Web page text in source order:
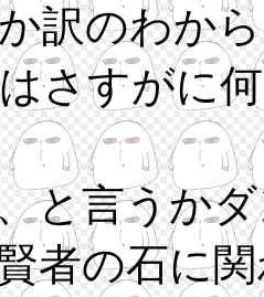
訳のわか
さすがに
と言うか
者の石に